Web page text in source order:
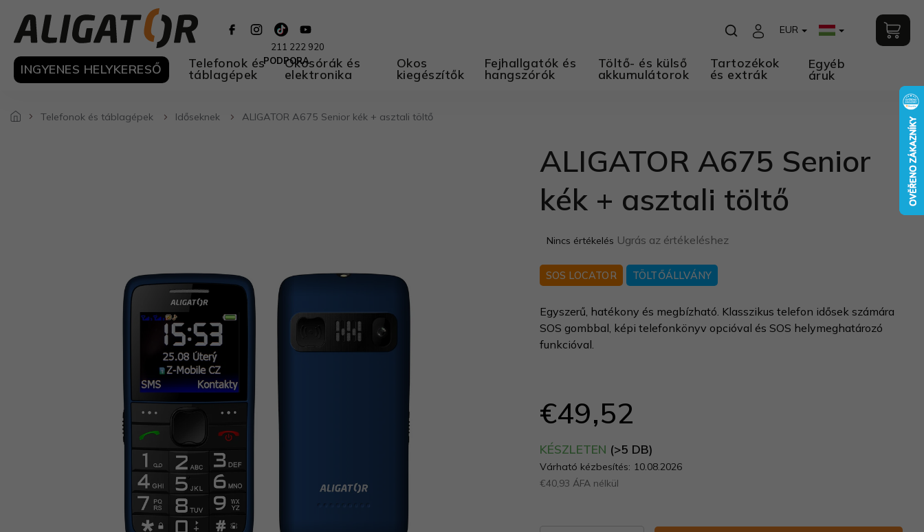
211 222 920
PODPORA
EUR
INGYENES HELYKERESŐ Telefonok és
táblagépek
Okosórák és
elektronika
Okos
kiegészítők
Fejhallgatók és
hangszórók
Töltő- és külső
akkumulátorok
Tartozékok
és extrák
Egyéb
áruk
Telefonok és táblagépek Időseknek ALIGATOR A675 Senior kék + asztali töltő
ALIGATOR A675 Senior
kék + asztali töltő
SOS LOCATOR TÖLTŐÁLLVÁNY
átlagos
értékelése
ből
0,0
csillag.
Nincs értékelés Ugrás az értékeléshez
€49,52
KÉSZLETEN (>5 DB)
Várható kézbesítés: 10.08.2026
€40,93 ÁFA nélkül
Egyszerű, hatékony és megbízható. Klasszikus telefon idősek számára
SOS gombbal, képi telefonkönyv opcióval és SOS helymeghatározó
funkcióval.